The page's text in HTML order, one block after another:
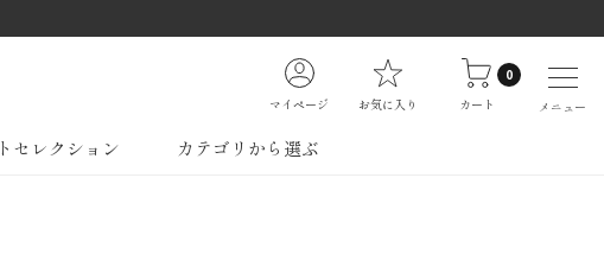
マイページ お気に入り
0
カート
メニュー
セレクション カテゴリから選ぶ